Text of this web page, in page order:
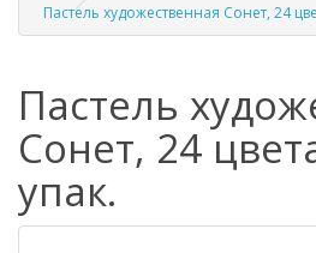
Пастель художественная Сонет, 24
Пастель
Сонет, 24
упак.